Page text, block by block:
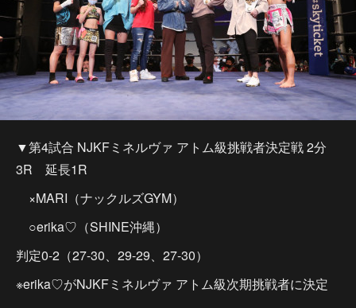
▼第4試合 NJKFミネルヴァ アトム級挑戦者決定戦 2分
3R 延長1R
×MARI（ナックルズGYM）
○erika♡（SHINE沖縄）
判定0-2（27-30、29-29、27-30）
※erika♡がNJKFミネルヴァ アトム級次期挑戦者に決定